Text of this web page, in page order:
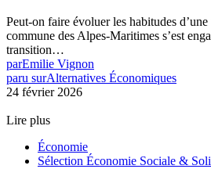
Peut-on faire évoluer les habitudes
commune des Alpes-Maritimes s’est
transition…
parEmilie Vignon
paru surAlternatives Économiques
24 février 2026
Lire plus
Économie
Sélection Économie Sociale &